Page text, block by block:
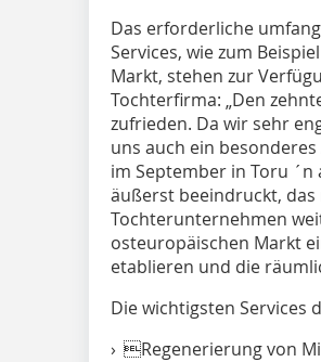
Das erforderliche
Services, wie zum
Markt, stehen zur
Tochterfirma: „Den
zufrieden. Da wir sehr
uns auch ein
im September in Toru
äußerst beeindruckt,
Tochterunternehmen
osteuropäischen Markt
etablieren und die
Die wichtigsten Services
› Regenerierung von